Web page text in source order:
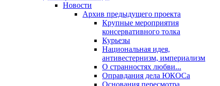
Новости
Архив предыдущего проекта
Крупные мероприятия
консервативного толка
Курьезы
Национальная идея,
антивестернизм, империализм
О странностях любви...
Оправдания дела ЮКОСа